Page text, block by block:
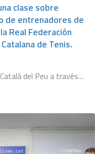
clase sobre
de entrenadores de
Real Federación
de Tenis.
del Peu a través…